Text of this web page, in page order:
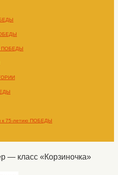
ПОБЕДЫ
к 75-летию ПОБЕДЫ
— класс «Корзиночка»